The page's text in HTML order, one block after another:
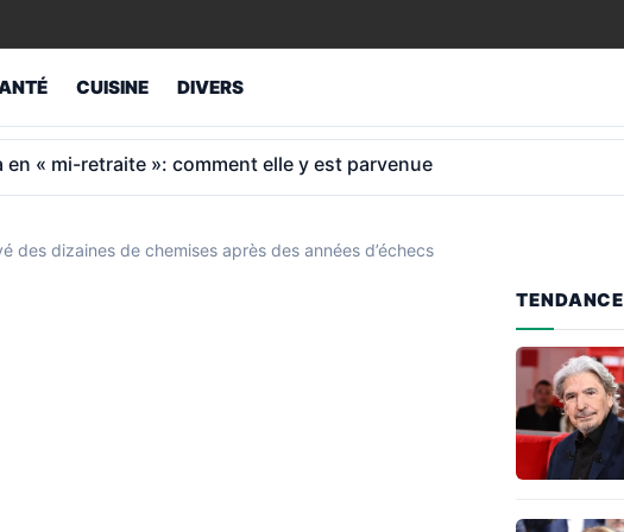
CUISINE DIVERS
minimum garanti que beaucoup oublient de vérifier
des dizaines de chemises après des années d’échecs
TENDANCE